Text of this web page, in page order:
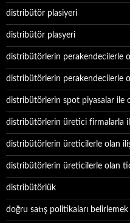
distribütör plasiyeri
distribütör plasyeri
distribütörlerin perakendecilerle
distribütörlerin perakendecilerle
distribütörlerin spot piyasalar ile
distribütörlerin üretici firmalarla
distribütörlerin üreticilerle olan
distribütörlerin üreticilerle olan
distribütörlük
doğru satış politikaları belirlemek